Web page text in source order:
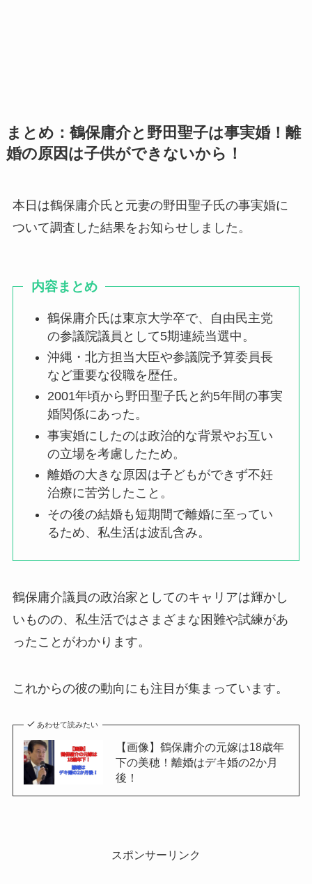
まとめ：鶴保庸介と野田聖子は事実婚！離
婚の原因は子供ができないから！
本日は鶴保庸介氏と元妻の野田聖子氏の事実婚に
ついて調査した結果をお知らせしました。
内容まとめ
鶴保庸介氏は東京大学卒で、自由民主党
の参議院議員として5期連続当選中。
沖縄・北方担当大臣や参議院予算委員長
など重要な役職を歴任。
2001年頃から野田聖子氏と約5年間の事実
婚関係にあった。
事実婚にしたのは政治的な背景やお互い
の立場を考慮したため。
離婚の大きな原因は子どもができず不妊
治療に苦労したこと。
その後の結婚も短期間で離婚に至ってい
るため、私生活は波乱含み。
鶴保庸介議員の政治家としてのキャリアは輝かし
いものの、私生活ではさまざまな困難や試練があ
ったことがわかります。
これからの彼の動向にも注目が集まっています。
あわせて読みたい
【画像】鶴保庸介の元嫁は18歳年
下の美穂！離婚はデキ婚の2か月
後！
スポンサーリンク